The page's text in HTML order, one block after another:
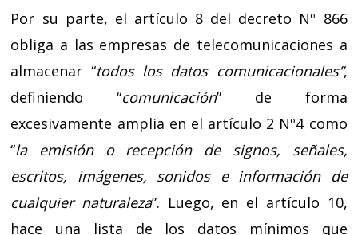
Por su parte, el artículo 8 del decreto Nº 866
obliga a las empresas de telecomunicaciones a
almacenar “todos los datos comunicacionales”,
definiendo “comunicación” de forma
excesivamente amplia en el artículo 2 Nº4 como
“la emisión o recepción de signos, señales,
escritos, imágenes, sonidos e información de
cualquier naturaleza”. Luego, en el artículo 10,
hace una lista de los datos mínimos que